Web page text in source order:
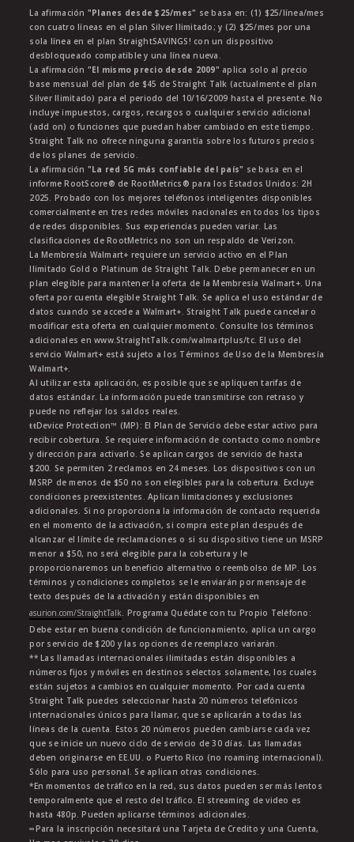
La afirmación "Planes desde $25/mes" se basa en: (1) $25/línea/mes
con cuatro líneas en el plan Silver Ilimitado; y (2) $25/mes por una
sola línea en el plan StraightSAVINGS! con un dispositivo
desbloqueado compatible y una línea nueva.
La afirmación "El mismo precio desde 2009" aplica solo al precio
base mensual del plan de $45 de Straight Talk (actualmente el plan
Silver Ilimitado) para el periodo del 10/16/2009 hasta el presente. No
incluye impuestos, cargos, recargos o cualquier servicio adicional
(add on) o funciones que puedan haber cambiado en este tiempo.
Straight Talk no ofrece ninguna garantía sobre los futuros precios
de los planes de servicio.
La afirmación "La red 5G más confiable del país" se basa en el
informe RootScore® de RootMetrics® para los Estados Unidos: 2H
2025. Probado con los mejores teléfonos inteligentes disponibles
comercialmente en tres redes móviles nacionales en todos los tipos
de redes disponibles. Sus experiencias pueden variar. Las
clasificaciones de RootMetrics no son un respaldo de Verizon.
La Membresía Walmart+ requiere un servicio activo en el Plan
Ilimitado Gold o Platinum de Straight Talk. Debe permanecer en un
plan elegible para mantener la oferta de la Membresía Walmart+. Una
oferta por cuenta elegible Straight Talk. Se aplica el uso estándar de
datos cuando se accede a Walmart+. Straight Talk puede cancelar o
modificar esta oferta en cualquier momento. Consulte los términos
adicionales en www.StraightTalk.com/walmartplus/tc. El uso del
servicio Walmart+ está sujeto a los Términos de Uso de la Membresía
Walmart+.
Al utilizar esta aplicación, es posible que se apliquen tarifas de
datos estándar. La información puede transmitirse con retraso y
puede no reflejar los saldos reales.
ŧŧDevice Protection™ (MP): El Plan de Servicio debe estar activo para
recibir cobertura. Se requiere información de contacto como nombre
y dirección para activarlo. Se aplican cargos de servicio de hasta
$200. Se permiten 2 reclamos en 24 meses. Los dispositivos con un
MSRP de menos de $50 no son elegibles para la cobertura. Excluye
condiciones preexistentes. Aplican limitaciones y exclusiones
adicionales. Si no proporciona la información de contacto requerida
en el momento de la activación, si compra este plan después de
alcanzar el límite de reclamaciones o si su dispositivo tiene un MSRP
menor a $50, no será elegible para la cobertura y le
proporcionaremos un beneficio alternativo o reembolso de MP. Los
términos y condiciones completos se le enviarán por mensaje de
texto después de la activación y están disponibles en
asurion.com/StraightTalk. Programa Quédate con tu Propio Teléfono:
Debe estar en buena condición de funcionamiento, aplica un cargo
por servicio de $200 y las opciones de reemplazo variarán.
** Las llamadas internacionales ilimitadas están disponibles a
números fijos y móviles en destinos selectos solamente, los cuales
están sujetos a cambios en cualquier momento. Por cada cuenta
Straight Talk puedes seleccionar hasta 20 números telefónicos
internacionales únicos para llamar, que se aplicarán a todas las
líneas de la cuenta. Estos 20 números pueden cambiarse cada vez
que se inicie un nuevo ciclo de servicio de 30 días. Las llamadas
deben originarse en EE.UU. o Puerto Rico (no roaming internacional).
Sólo para uso personal. Se aplican otras condiciones.
*En momentos de tráfico en la red, sus datos pueden ser más lentos
temporalmente que el resto del tráfico. El streaming de video es
hasta 480p. Pueden aplicarse términos adicionales.
∞Para la inscripción necesitará una Tarjeta de Credito y una Cuenta,